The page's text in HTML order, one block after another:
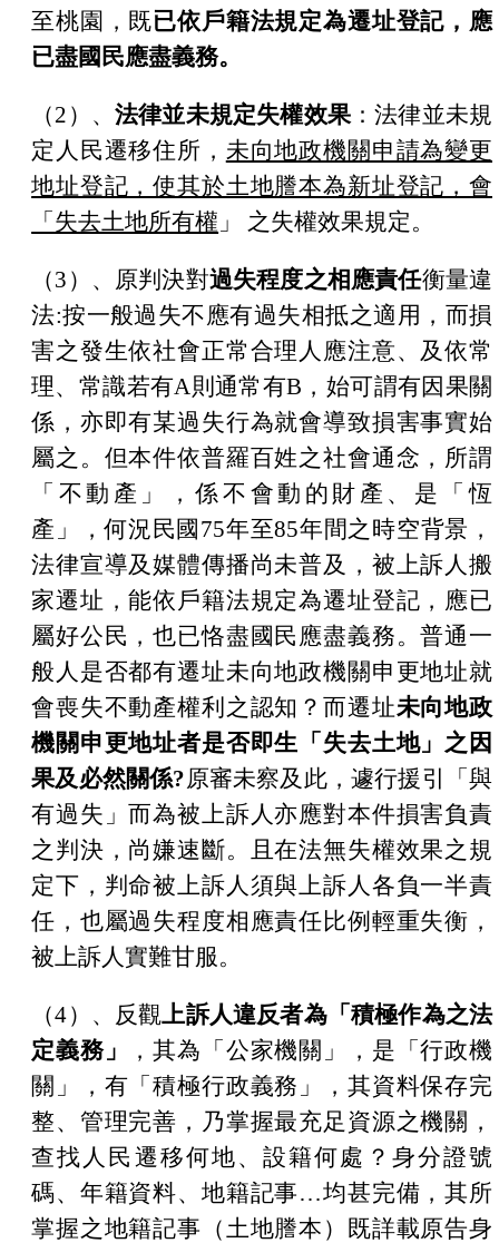
至桃園，既已依戶籍法規定為遷址登記，應
已盡國民應盡義務。
（2 ）、 法律並未規定失權效果：法律並未規
定人民遷移住所， 未向地政機關申請為變更
地址登記，使其於土地謄本為新址登記，會
「失去土地所有權 」 之失權效果規定。
（3 ）、原判決對過失程度之相應責任衡量違
法:按一般過失不應有過失相抵之適用，而損
害之發生依社會正常合理人應注意、及依常
理、常識若有A則通常有B ，始可謂有因果關
係，亦即有某過失行為就會導致損害事實始
屬之。但本件依普羅百姓之社會通念，所謂
「不動產」，係不會動的財產、是「恆
產」，何況民國 75年至85年間之時空背景，
法律宣導及媒體傳播尚未普及，被上訴人搬
家遷址，能依戶籍法規定為遷址登記，應已
屬好公民，也已恪盡國民應盡義務。普通一
般人是否都有遷址未向地政機關申更地址就
會喪失不動產權利之認知？而遷址未向地政
機關申更地址者是否即生「失去土地」之因
果及必然關係?原審未察及此，遽行援引「與
有過失」而為被上訴人亦應對本件損害負責
之判決，尚嫌速斷。且在法無失權效果之規
定下，判命被上訴人須與上訴人各負一半責
任，也屬過失程度相應責任比例輕重失衡，
被上訴人實難甘服。
（4）、反觀上訴人違反者為「積極作為之法
定義務」
，其為「公家機關」，是「行政機
關」，有「積極行政義務」， 其資料保存完
整、管理完善，乃掌握最充足資源之機關，
查找人民遷移何地、設籍何處？身分證號
碼、年籍資料、地籍記事…均甚完備，其所
掌握之地籍記事（土地謄本）既詳載原告身